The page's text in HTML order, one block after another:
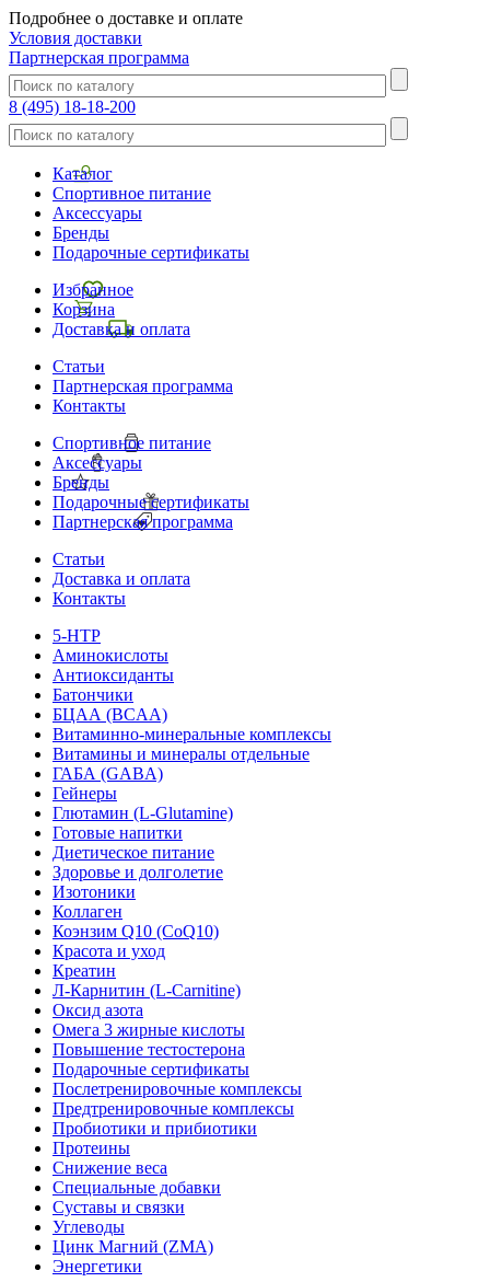
Подробнее о доставке и оплате
Условия доставки
Партнерская программа
8 (495) 18-18-200
Каталог
Спортивное питание
Аксессуары
Бренды
Подарочные сертификаты
Избранное
Корзина
Доставка и оплата
Статьи
Партнерская программа
Контакты
Спортивное питание
Аксессуары
Бренды
Подарочные сертификаты
Партнерская программа
Статьи
Доставка и оплата
Контакты
5-HTP
Аминокислоты
Антиоксиданты
Батончики
БЦАА (BCAA)
Витаминно-минеральные комплексы
Витамины и минералы отдельные
ГАБА (GABA)
Гейнеры
Глютамин (L-Glutamine)
Готовые напитки
Диетическое питание
Здоровье и долголетие
Изотоники
Коллаген
Коэнзим Q10 (CoQ10)
Красота и уход
Креатин
Л-Карнитин (L-Сarnitine)
Оксид азота
Омега 3 жирные кислоты
Повышение тестостерона
Подарочные сертификаты
Послетренировочные комплексы
Предтренировочные комплексы
Пробиотики и прибиотики
Протеины
Снижение веса
Специальные добавки
Суставы и связки
Углеводы
Цинк Магний (ZMA)
Энергетики